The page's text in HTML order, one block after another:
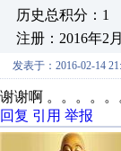
历史总积分：1
注册：2016年2
发表于：2016-02-14
谢谢啊 。。。。。
回复 引用 举报